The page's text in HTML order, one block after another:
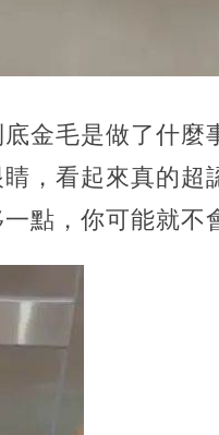
金毛是做了什麼
，看起來真的超
一點，你可能就